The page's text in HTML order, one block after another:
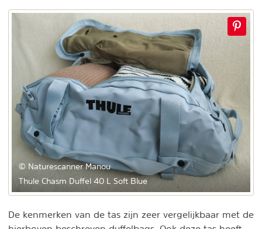
© Naturescanner Manou
Thule Chasm Duffel 40 L Soft Blue
De kenmerken van de tas zijn zeer vergelijkbaar met de